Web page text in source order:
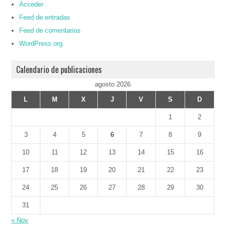
Acceder
Feed de entradas
Feed de comentarios
WordPress.org
Calendario de publicaciones
agosto 2026
L
M X J V S D
1 2
3 4 5 6 7 8 9
10 11 12 13 14 15 16
17 18 19 20 21 22 23
24 25 26 27 28 29 30
31
« Nov